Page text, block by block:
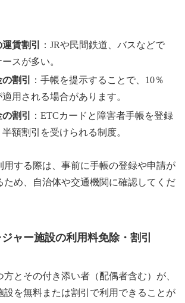
賃割引
：JRや民間鉄道、バスなどで
スが多い。
割引
：手帳を提示することで、10％
用される場合があります。
割引
：ETCカードと障害者手帳を登録
額割引を受けられる制度。
用する際は、事前に手帳の登録や申請が
ため、自治体や交通機関に確認してくだ
ャー施設の利用料免除・割引
とその付き添い者（配偶者含む）が、
設を無料または割引で利用できることが